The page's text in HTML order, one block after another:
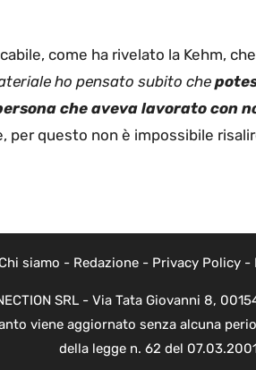
come ha rivelato la Kehm,
ho pensato subito che
che aveva lavorato con
per questo non è impossibile
Chi siamo - Redazione- Privacy Policy-
SRL - Via Tata Giovanni 8,
viene aggiornato senza alcuna
della legge n. 62 del